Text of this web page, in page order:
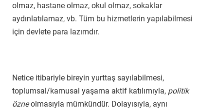
olmaz, hastane olmaz, okul olmaz, sokaklar
aydınlatılamaz, vb. Tüm bu hizmetlerin yapılabilmesi
için devlete para lazımdır.
Netice itibariyle bireyin yurttaş sayılabilmesi,
toplumsal/kamusal yaşama aktif katılımıyla, politik
özneolmasıyla mümkündür. Dolayısıyla, aynı